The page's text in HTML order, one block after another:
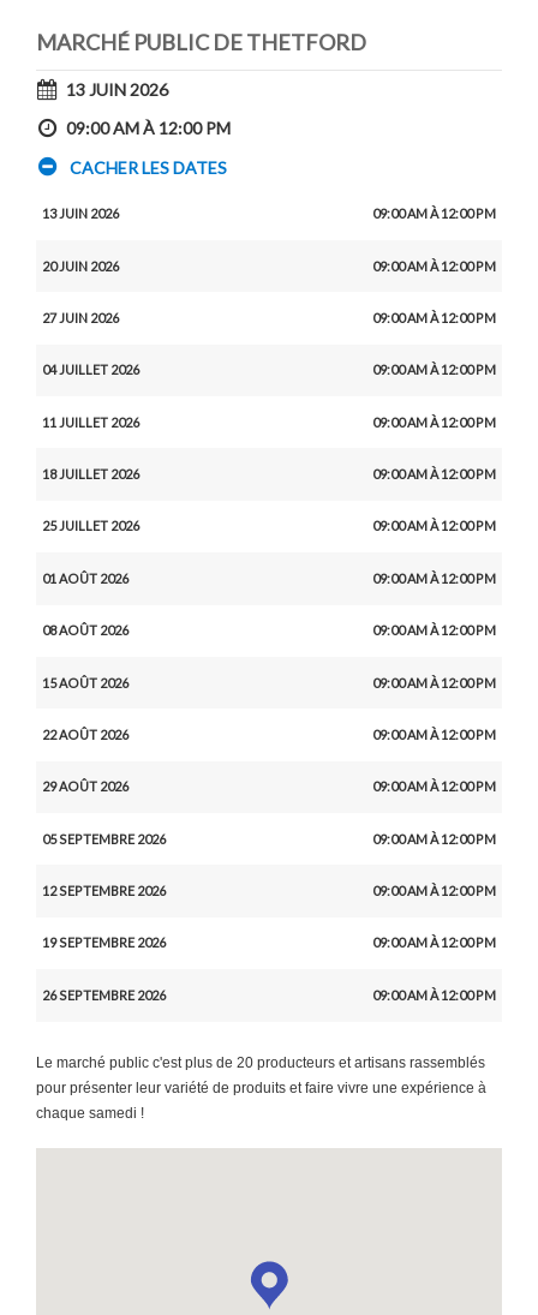
MARCHÉ PUBLIC DE THETFORD
13 JUIN 2026
09:00 AM À 12:00 PM
CACHER LES DATES
13 JUIN 2026 09:00 AM À 12:00 PM
20 JUIN 2026 09:00 AM À 12:00 PM
27 JUIN 2026 09:00 AM À 12:00 PM
04 JUILLET 2026 09:00 AM À 12:00 PM
11 JUILLET 2026 09:00 AM À 12:00 PM
18 JUILLET 2026 09:00 AM À 12:00 PM
25 JUILLET 2026 09:00 AM À 12:00 PM
01 AOÛT 2026 09:00 AM À 12:00 PM
08 AOÛT 2026 09:00 AM À 12:00 PM
15 AOÛT 2026 09:00 AM À 12:00 PM
22 AOÛT 2026 09:00 AM À 12:00 PM
29 AOÛT 2026 09:00 AM À 12:00 PM
05 SEPTEMBRE 2026 09:00 AM À 12:00 PM
12 SEPTEMBRE 2026 09:00 AM À 12:00 PM
19 SEPTEMBRE 2026 09:00 AM À 12:00 PM
26 SEPTEMBRE 2026 09:00 AM À 12:00 PM
Le marché public c'est plus de 20 producteurs et artisans rassemblés
pour présenter leur variété de produits et faire vivre une expérience à
chaque samedi !